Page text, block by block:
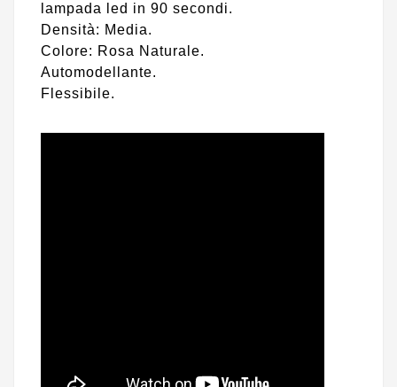
lampada led in 90 secondi.
Densità: Media.
Colore: Rosa Naturale.
Automodellante.
Flessibile.